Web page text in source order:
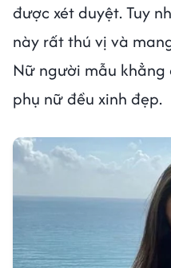
được xét duyệt. Tuy
này rất thú vị và
Nữ người mẫu
phụ nữ đều xinh đẹp.